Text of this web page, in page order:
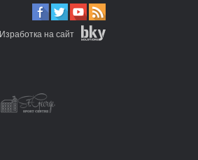
Изработка на сайт